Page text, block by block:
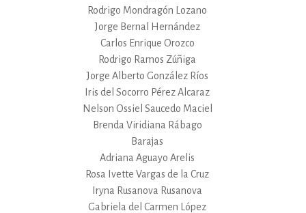
Rodrigo Mondragón Lozano
Jorge Bernal Hernández
Carlos Enrique Orozco
Rodrigo Ramos Zúñiga
Jorge Alberto González Ríos
Iris del Socorro Pérez Alcaraz
Nelson Ossiel Saucedo Maciel
Brenda Viridiana Rábago
Barajas
Adriana Aguayo Arelis
Rosa Ivette Vargas de la Cruz
Iryna Rusanova Rusanova
Gabriela del Carmen López